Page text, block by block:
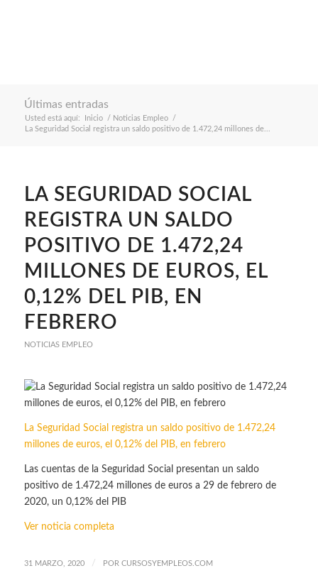
Últimas entradas
Usted está aquí: Inicio / Noticias Empleo
/
La Seguridad Social registra un saldo positivo de 1.472,24 millones de...
LA SEGURIDAD SOCIAL
REGISTRA UN SALDO
POSITIVO DE 1.472,24
MILLONES DE EUROS, EL
0,12% DEL PIB, EN
FEBRERO
NOTICIAS EMPLEO
La Seguridad Social registra un saldo positivo de 1.472,24
millones de euros, el 0,12% del PIB, en febrero
Las cuentas de la Seguridad Social presentan un saldo
positivo de 1.472,24 millones de euros a 29 de febrero de
2020, un 0,12% del PIB
Ver noticia completa
31 MARZO, 2020 / POR CURSOSYEMPLEOS.COM